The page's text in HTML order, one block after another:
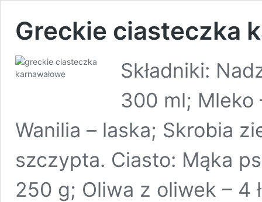
Greckie ciasteczka
Składniki:
300 ml; Mleko
Wanilia – laska; Skrobia
szczypta. Ciasto: Mąka
250 g; Oliwa z oliwek – 4